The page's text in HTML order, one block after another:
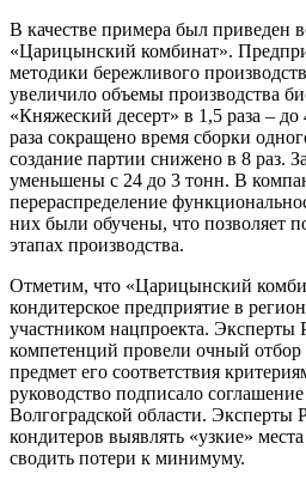
В качестве примера был приведен
«Царицынский комбинат».
методики бережливого
увеличило объемы производства
«Княжеский десерт» в 1,5 раза –
раза сокращено время сборки
создание партии снижено в 8 раз.
уменьшены с 24 до 3 тонн. В
перераспределение
них были обучены, что позволяет
этапах производства.
Отметим, что «Царицынский
кондитерское предприятие в
участником нацпроекта. Эксперты
компетенций провели очный
предмет его соответствия
руководство подписало
Волгоградской области.
кондитеров выявлять «узкие»
сводить потери к минимуму.